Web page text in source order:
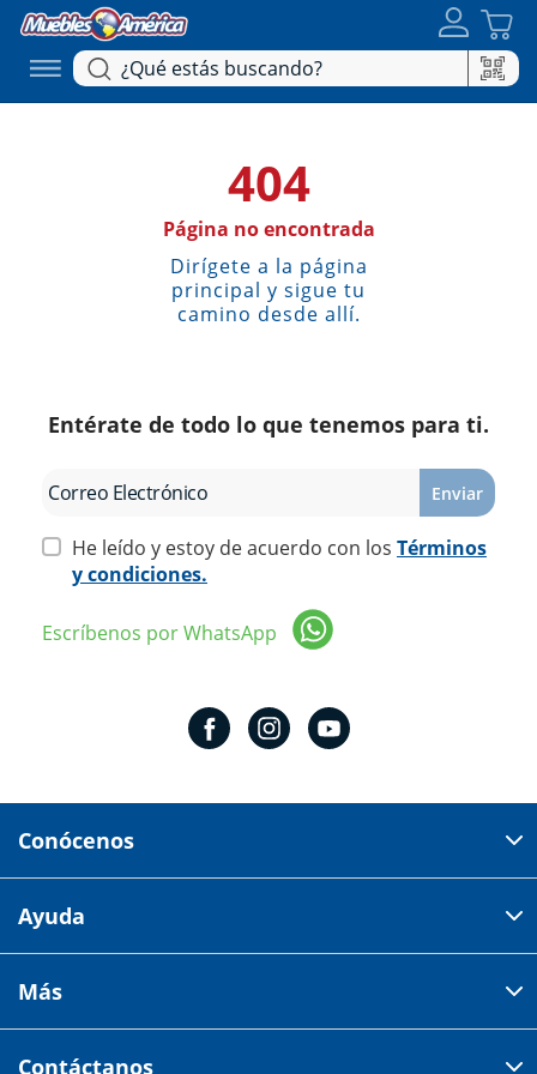
404
Página no encontrada
Dirígete a la página
principal y sigue tu
camino desde allí.
Entérate de todo lo que tenemos para ti.
Enviar
He leído y estoy de acuerdo con los Términos
y condiciones.
Escríbenos por WhatsApp
Conócenos
Av 18 de marzo # 309. Colonia la Nogalera.
Tiendas
Ayuda
Centro de ayuda
Más
Contáctanos